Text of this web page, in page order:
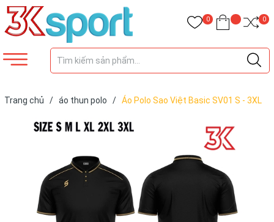
0 0
Trang chủ / áo thun polo / Áo Polo Sao Việt Basic SV01 S - 3XL